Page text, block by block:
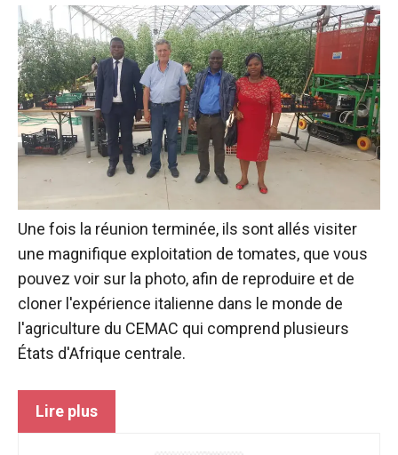
Une fois la réunion terminée, ils sont allés visiter
une magnifique exploitation de tomates, que vous
pouvez voir sur la photo, afin de reproduire et de
cloner l'expérience italienne dans le monde de
l'agriculture du CEMAC qui comprend plusieurs
États d'Afrique centrale.
Lire plus
Expérience
Afin que notre
site web
fonctionne au
mieux pendant
votre visite. Si
vous refusez
ces cookies,
certaines
fonctionnalités
disparaîtront
du site web.
Marketing
En partageant
vos intérêts et
votre
comportement
visite de notre
site, vous
augmentez